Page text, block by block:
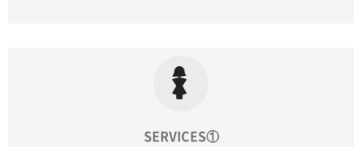
SERVICES①